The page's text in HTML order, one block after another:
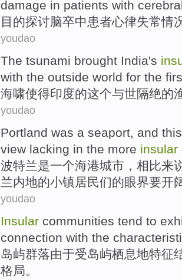
damage in patients with
目的探讨脑卒中患者心律失常情
youdao
The tsunami brought India's
with the outside world for the
海啸使得印度的这个与世隔绝的
youdao
Portland was a seaport, and
view lacking in the more insular
波特兰是一个海港城市，相比来
兰内地的小镇居民们的眼界要开
youdao
Insular communities tend to
connection with the
岛屿群落由于受岛屿栖息地特征
格局 。